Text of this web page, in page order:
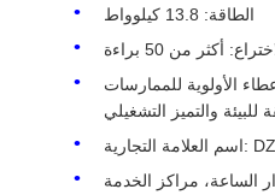
الطاقة: 13.8 كيلوواط
أكثر من 50 براءة
الأولوية للممارسات
للبيئة والتميز التشغيلي
اسم العلامة التجارية: DZ
الساعة، مراكز الخدمة